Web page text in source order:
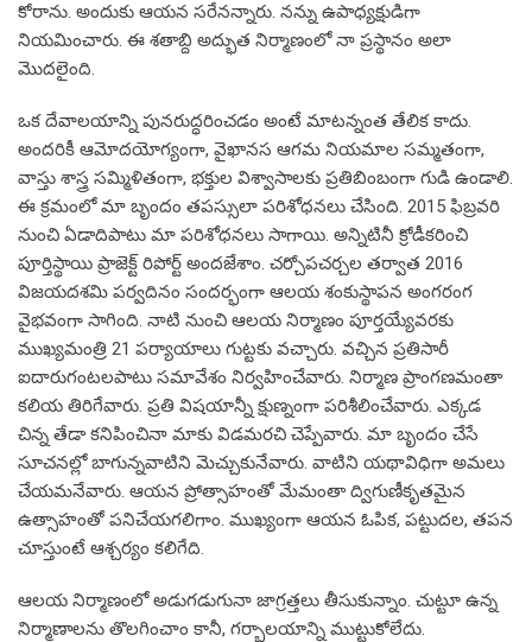
కోరాను. అందుకు ఆయన సరేనన్నారు. నన్ను ఉపాధ్యక్షుడిగా
నియమించారు. ఈ శతాబ్ది అద్భుత నిర్మాణంలో నా ప్రస్థానం అలా
మొదలైంది.
ఒక దేవాలయాన్ని పునరుద్ధరించడం అంటే మాటన్నంత తేలిక కాదు.
అందరికీ ఆమోదయోగ్యంగా, వైఖానస ఆగమ నియమాల సమ్మతంగా,
వాస్తు శాస్త్ర సమ్మిళితంగా, భక్తుల విశ్వాసాలకు ప్రతిబింబంగా గుడి ఉండాలి.
ఈ క్రమంలో మా బృందం తపస్సులా పరిశోధనలు చేసింది. 2015 ఫిబ్రవరి
నుంచి ఏడాదిపాటు మా పరిశోధనలు సాగాయి. అన్నిటినీ క్రోడీకరించి
పూర్తిస్థాయి ప్రాజెక్ట్‌ రిపోర్ట్‌ అందజేశాం. చర్చోపచర్చల తర్వాత 2016
విజయదశమి పర్వదినం సందర్భంగా ఆలయ శంకుస్థాపన అంగరంగ
వైభవంగా సాగింది. నాటి నుంచి ఆలయ నిర్మాణం పూర్తయ్యేవరకు
ముఖ్యమంత్రి 21 పర్యాయాలు గుట్టకు వచ్చారు. వచ్చిన ప్రతిసారీ
ఐదారుగంటలపాటు సమావేశం నిర్వహించేవారు. నిర్మాణ ప్రాంగణమంతా
కలియ తిరిగేవారు. ప్రతి విషయాన్నీ క్షుణ్నంగా పరిశీలించేవారు. ఎక్కడ
చిన్న తేడా కనిపించినా మాకు విడమరచి చెప్పేవారు. మా బృందం చేసే
సూచనల్లో బాగున్నవాటిని మెచ్చుకునేవారు. వాటిని యథావిధిగా అమలు
చేయమనేవారు. ఆయన ప్రోత్సాహంతో మేమంతా ద్విగుణీకృతమైన
ఉత్సాహంతో పనిచేయగలిగాం. ముఖ్యంగా ఆయన ఓపిక, పట్టుదల, తపన
చూస్తుంటే ఆశ్చర్యం కలిగేది.
ఆలయ నిర్మాణంలో అడుగడుగునా జాగ్రత్తలు తీసుకున్నాం. చుట్టూ ఉన్న
నిర్మాణాలను తొలగించాం కానీ, గర్భాలయాన్ని ముట్టుకోలేదు.